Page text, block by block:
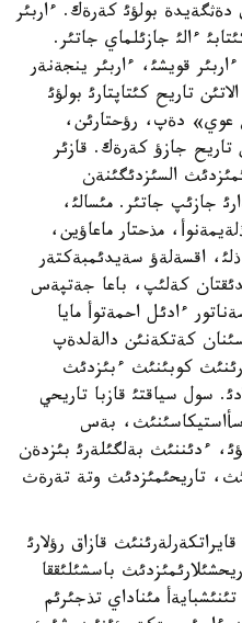
بولؤئ كةرةك. ءاربئر
ءالئ جازئلماي جاتئر.
قويشئ، ءاربئر ينجةنةر
تاريح كئتاپتارئ بولؤئ
عوي» دةپ، رؤحتارئن،
تاريح جازؤ كةرةك. قازئر
السئزدئگئنةن
جازئپ جاتئر. مئسالئ،
مذحتار ماعاؤين،
اقسةلةؤ سةيدئمبةكتةر
كةلئپ، باعا جةتپةس
ءادئل احمةتوأ مايا
كةتكةنئن دالةلدةپ
كوبئنئث ءبئزدئث
سول سياقتئ قازبا تاريحي
سأاستيكاسئنئث، بةس
ءدئننئث بةلگئلةرئ بئزدةن
تاريحئمئزدئث وتة تةرةث
قازاق رؤلارئ
باسشئلئققا
مئناداي تذجئرئم